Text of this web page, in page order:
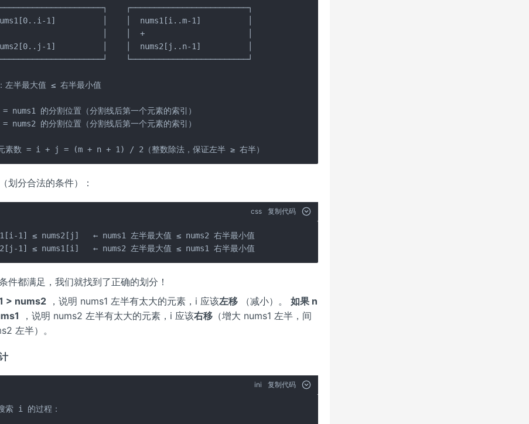
┌─────────────────────────┐
1]          │    │  nums1[i..m-1]          │
+                      │    │  +                      │
1]          │    │  nums2[j..n-1]          │
└─────────────────────────┘
左半最大值 ≤ 右半最小值
nums1 的分割位置（分割线后第一个元素的索引）
nums2 的分割位置（分割线后第一个元素的索引）
素数 = i + j = (m + n + 1) / 2（整数除法，保证左半 ≥ 右半）
（划分合法的条件）：
css 复制代码
1] ≤ nums2[j]   ← nums1 左半最大值 ≤ nums2 右半最小值
1] ≤ nums1[i]   ← nums2 左半最大值 ≤ nums1 右半最小值
件都满足，我们就找到了正确的划分！
> nums2 ，说明 nums1 左半有太大的元素，i 应该左移 （减小）。如果 n
，说明 nums2 左半有太大的元素，i 应该右移 （增大 nums1 左半，间
左半）。
ini 复制代码
索 i 的过程：